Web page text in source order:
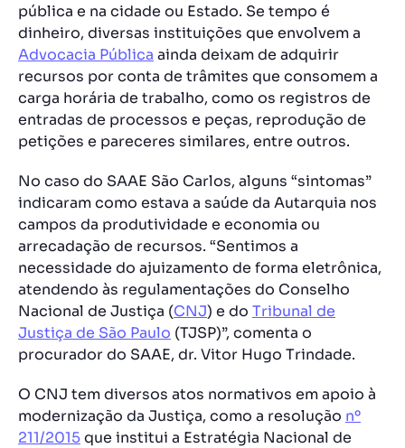
pública e na cidade ou Estado. Se tempo é
dinheiro, diversas instituições que envolvem a
Advocacia Pública ainda deixam de adquirir
recursos por conta de trâmites que consomem a
carga horária de trabalho, como os registros de
entradas de processos e peças, reprodução de
petições e pareceres similares, entre outros.
No caso do SAAE São Carlos, alguns “sintomas”
indicaram como estava a saúde da Autarquia nos
campos da produtividade e economia ou
arrecadação de recursos. “Sentimos a
necessidade do ajuizamento de forma eletrônica,
atendendo às regulamentações do Conselho
Nacional de Justiça (CNJ) e do Tribunal de
Justiça de São Paulo (TJSP)”, comenta o
procurador do SAAE, dr. Vitor Hugo Trindade.
O CNJ tem diversos atos normativos em apoio à
modernização da Justiça, como a resolução nº
211/2015que institui a Estratégia Nacional de